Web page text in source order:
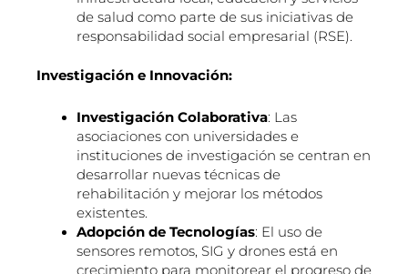
de salud como parte de sus iniciativas de
responsabilidad social empresarial (RSE).
Investigación e Innovación:
Investigación Colaborativa: Las
asociaciones con universidades e
instituciones de investigación se centran en
desarrollar nuevas técnicas de
rehabilitación y mejorar los métodos
existentes.
Adopción de Tecnologías: El uso de
sensores remotos, SIG y drones está en